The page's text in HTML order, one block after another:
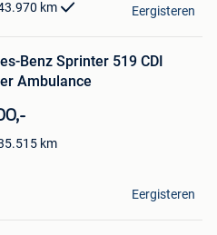
km Eergisteren
Benz Sprinter 519 CDI
Ambulance
km
Eergisteren